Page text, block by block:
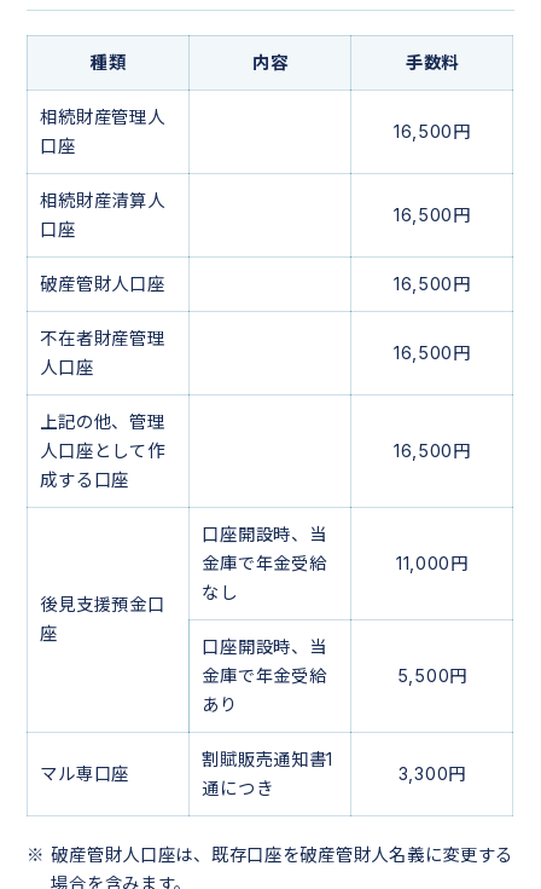
種類 内容 手数料
相続財産管理人
口座
16,500円
相続財産清算人
口座
16,500円
破産管財人口座 16,500円
不在者財産管理
人口座
16,500円
上記の他、管理
人口座として作
成する口座
16,500円
後見支援預金口
座
口座開設時、当
金庫で年金受給
なし
11,000円
口座開設時、当
金庫で年金受給
あり
5,500円
マル専口座
割賦販売通知書1
通につき
3,300円
破産管財人口座は、既存口座を破産管財人名義に変更する
場合を含みます。